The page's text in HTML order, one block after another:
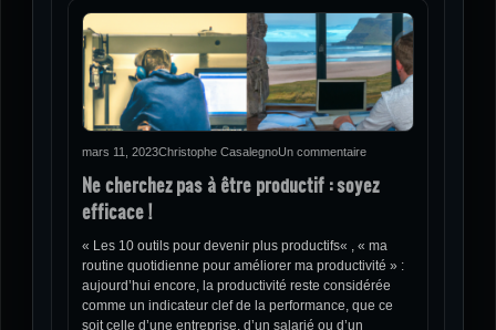
mars 11, 2023Christophe CasalegnoUn commentaire
Ne cherchez pas à être productif : soyez
efficace !
« Les 10 outils pour devenir plus productifs« , « ma
routine quotidienne pour améliorer ma productivité » :
aujourd’hui encore, la productivité reste considérée
comme un indicateur clef de la performance, que ce
soit celle d’une entreprise, d’un salarié ou d’un